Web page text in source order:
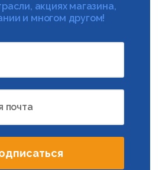
акциях магазина,
и многом другом!
почта